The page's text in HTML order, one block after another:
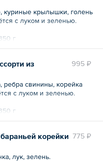
куриные крылышки, голень
с луком и зеленью.
г
995 ₽
из
ребра свинины, корейка
с луком и зеленью.
г
775 ₽
корейки
лук, зелень.